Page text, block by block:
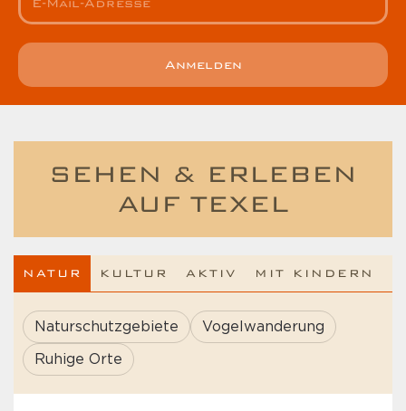
Anmelden
SEHEN & ERLEBEN
AUF TEXEL
NATUR KULTUR AKTIV MIT KINDERN
Naturschutzgebiete Vogelwanderung
Ruhige Orte